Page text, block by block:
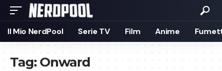
Il Mio NerdPool Serie TV Film Anime
Tag: Onward